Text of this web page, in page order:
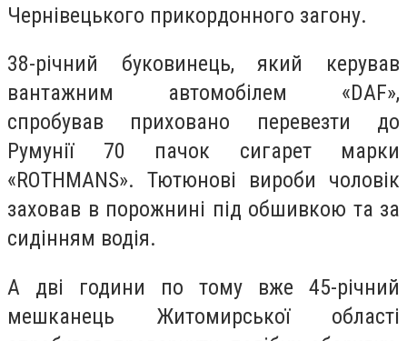
Чернівецького прикордонного загону.
38-річний буковинець, який керував
вантажним автомобілем «DAF»,
спробував приховано перевезти до
Румунії 70 пачок сигарет марки
«ROTHMANS». Тютюнові вироби чоловік
заховав в порожнині під обшивкою та за
сидінням водія.
А дві години по тому вже 45-річний
мешканець Житомирської області